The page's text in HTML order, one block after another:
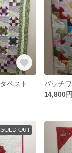
14,800円
SOLD OUT